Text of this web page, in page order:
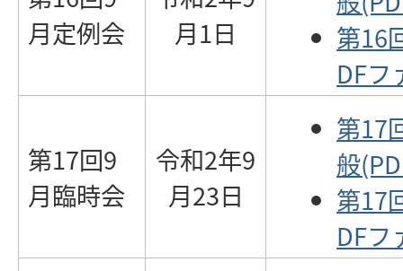
月定例会
月1日
第16
DFフ
第17回9
月臨時会
令和2年9
月23日
第17
般
第17
DFフ